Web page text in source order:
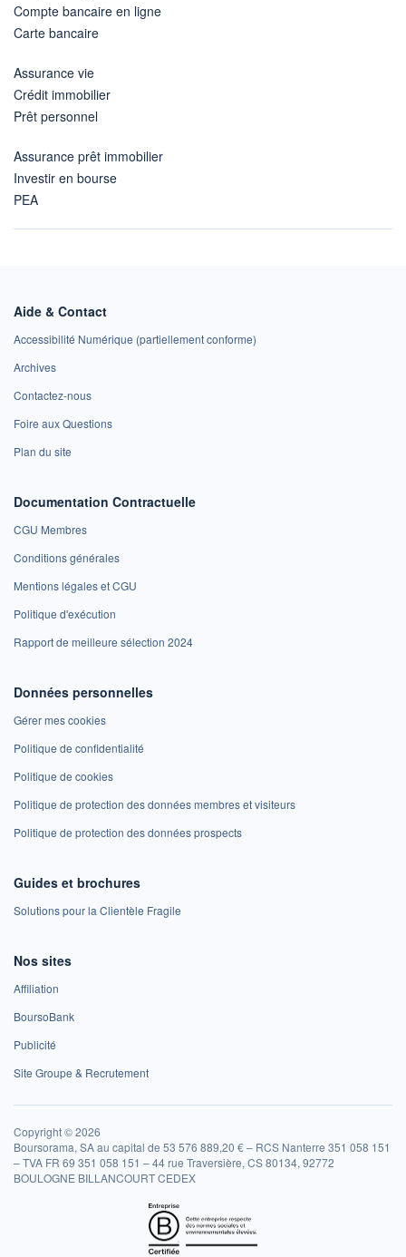
Compte bancaire en ligne
Carte bancaire
Assurance vie
Crédit immobilier
Prêt personnel
Assurance prêt immobilier
Investir en bourse
PEA
Aide & Contact
Accessibilité Numérique (partiellement conforme)
Archives
Contactez-nous
Foire aux Questions
Plan du site
Documentation Contractuelle
CGU Membres
Conditions générales
Mentions légales et CGU
Politique d'exécution
Rapport de meilleure sélection 2024
Données personnelles
Gérer mes cookies
Politique de confidentialité
Politique de cookies
Politique de protection des données membres et visiteurs
Politique de protection des données prospects
Guides et brochures
Solutions pour la Clientèle Fragile
Nos sites
Affiliation
BoursoBank
Publicité
Site Groupe & Recrutement
Copyright © 2026
Boursorama, SA au capital de 53 576 889,20 € – RCS Nanterre 351 058 151
– TVA FR 69 351 058 151 – 44 rue Traversière, CS 80134, 92772
BOULOGNE BILLANCOURT CEDEX